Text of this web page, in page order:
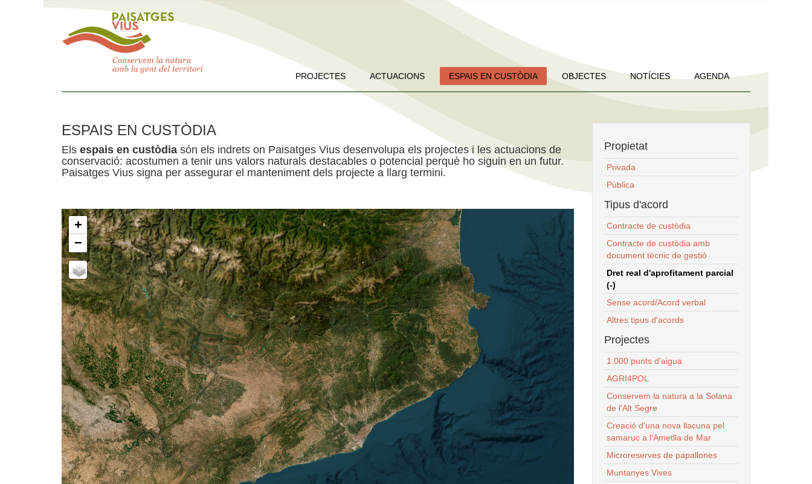
PROJECTES ACTUACIONS ESPAIS EN CUSTÒDIA OBJECTES NOTÍCIES AGENDA
ESPAIS EN CUSTÒDIA
Els espais en custòdia són els indrets on Paisatges Vius desenvolupa els projectes i les actuacions de
conservació: acostumen a tenir uns valors naturals destacables o potencial perquè ho siguin en un futur.
Paisatges Vius signa per assegurar el manteniment dels projecte a llarg termini.
+
−
Propietat
Privada
Pública
Tipus d'acord
Contracte de custòdia
Contracte de custòdia amb
document tècnic de gestió
Dret real d'aprofitament parcial
(-)
Sense acord/Acord verbal
Altres tipus d'acords
Projectes
1.000 punts d'aigua
AGRI4POL
Conservem la natura a la Solana
de l'Alt Segre
Creació d'una nova llacuna pel
samaruc a l'Ametlla de Mar
Microreserves de papallones
Muntanyes Vives